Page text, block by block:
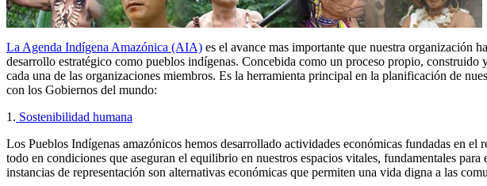
La Agenda Indígena Amazónica (AIA) es el avance mas importante que nuestra organización
desarrollo estratégico como pueblos indígenas. Concebida como un proceso propio,
cada una de las organizaciones miembros. Es la herramienta principal en la planificación de
con los Gobiernos del mundo:
1. Sostenibilidad humana
Los Pueblos Indígenas amazónicos hemos desarrollado actividades económicas fundadas en
todo en condiciones que aseguran el equilibrio en nuestros espacios vitales, fundamentales
instancias de representación son alternativas económicas que permiten una vida digna a las